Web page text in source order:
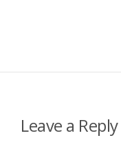
Leave a Reply